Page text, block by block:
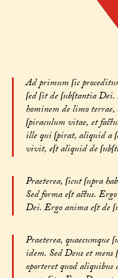
Ad primum ſic
ſed ſit de ſubſtantia
hominem de limo
ſpiraculum vitae, et
ille qui ſpirat, aliquid a
vivit, eſt aliquid de
Praeterea, ſicut ſupra
Sed forma eſt actus.
Dei. Ergo anima eſt de
Praeterea, quaecumque
idem. Sed Deus et
oporteret quod aliquibus